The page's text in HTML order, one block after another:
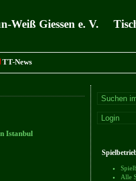
Weiß Giessen e. V.
TT-News
Istanbul
Alle